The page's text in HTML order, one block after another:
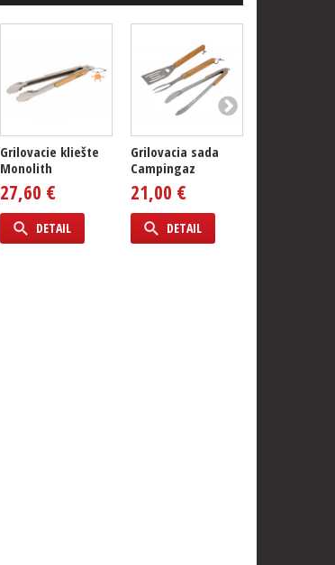
Grilovacie kliešte
Monolith
27,60 €
DETAIL
Grilovacia sada
Campingaz
21,00 €
DETAIL